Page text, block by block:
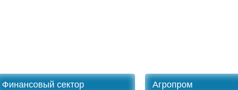
Финансовый сектор Агропром